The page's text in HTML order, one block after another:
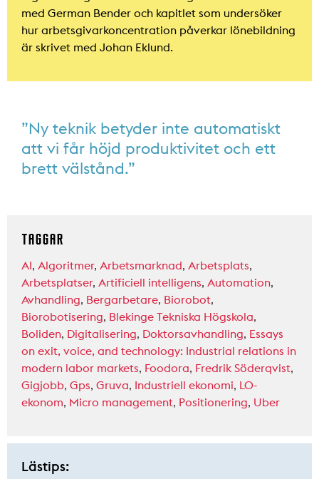
med German Bender och kapitlet som undersöker
hur arbetsgivarkoncentration påverkar lönebildning
är skrivet med Johan Eklund.
”Ny teknik betyder inte automatiskt
att vi får höjd produktivitet och ett
brett välstånd.”
TAGGAR
AI, Algoritmer, Arbetsmarknad, Arbetsplats,
Arbetsplatser, Artificiell intelligens, Automation,
Avhandling, Bergarbetare, Biorobot,
Biorobotisering, Blekinge Tekniska Högskola,
Boliden, Digitalisering, Doktorsavhandling, Essays
on exit, voice, and technology: Industrial relations in
modern labor markets, Foodora, Fredrik Söderqvist,
Gigjobb, Gps, Gruva, Industriell ekonomi, LO-
ekonom, Micro management, Positionering, Uber
Lästips: